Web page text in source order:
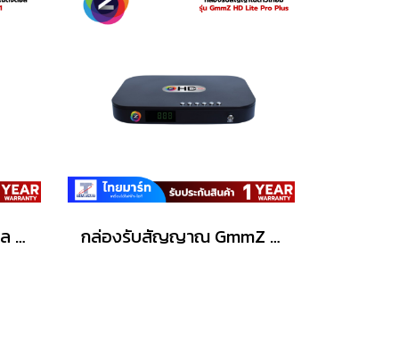
กล่องรับสัญญาณดิจิตอล GmmZ ZT-1 กล่องรับสัญญาณ GmmZ HD Lite Pro Plus